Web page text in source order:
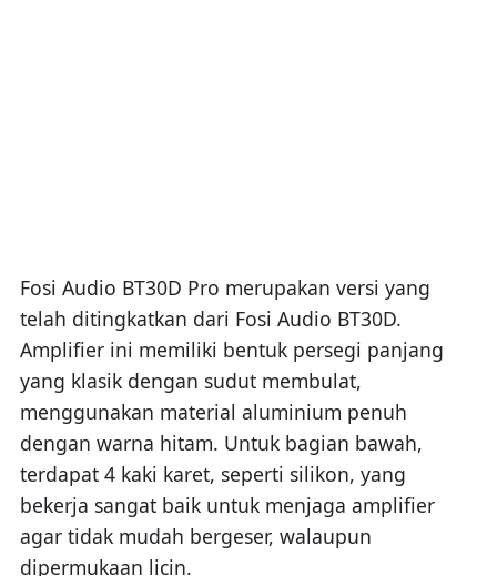
Fosi Audio BT30D Pro merupakan versi yang
telah ditingkatkan dari Fosi Audio BT30D.
Amplifier ini memiliki bentuk persegi panjang
yang klasik dengan sudut membulat,
menggunakan material aluminium penuh
dengan warna hitam. Untuk bagian bawah,
terdapat 4 kaki karet, seperti silikon, yang
bekerja sangat baik untuk menjaga amplifier
agar tidak mudah bergeser, walaupun
dipermukaan licin.